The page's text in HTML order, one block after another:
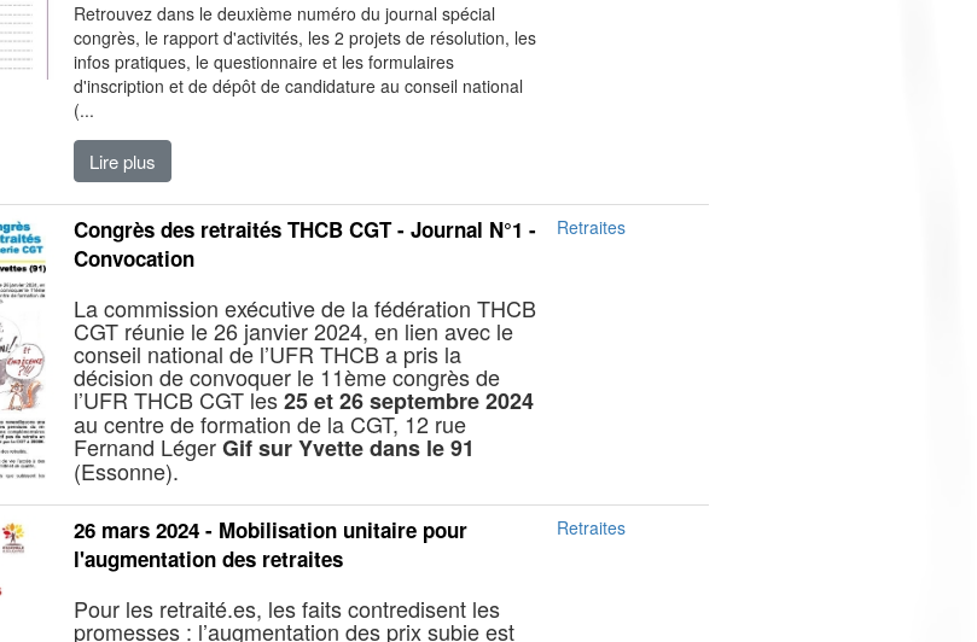
Retrouvez dans le deuxième numéro du journal spécial
congrès, le rapport d'activités, les 2 projets de résolution, les
infos pratiques, le questionnaire et les formulaires
d'inscription et de dépôt de candidature au conseil national
(...
Lire plus
Congrès des retraités THCB CGT - Journal N°1 -
Convocation
La commission exécutive de la fédération THCB
CGT réunie le 26 janvier 2024, en lien avec le
conseil national de l’UFR THCB a pris la
décision de convoquer le 11ème congrès de
l’UFR THCB CGT les25 et 26 septembre 2024
au centre de formation de la CGT, 12 rue
Fernand LégerGif sur Yvette dans le 91
(Essonne).
Retraites
26 mars 2024 - Mobilisation unitaire pour
l'augmentation des retraites
Pour les retraité.es, les faits contredisent les
promesses : l’augmentation des prix subie est
Retraites